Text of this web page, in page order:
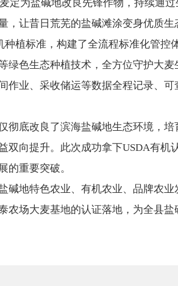
为盐碱地改良先锋作物，持续通过
让昔日荒芜的盐碱滩涂变身优质生
标准，构建了全流程标准化管控
绿色生态种植技术，全方位守护大
作业、采收储运等数据全程记录、
底改良了滨海盐碱地生态环境，培
双向提升。此次成功拿下USDA有机
的重要突破。
地特色农业、有机农业、品牌农业
农场大麦基地的认证落地，为全县